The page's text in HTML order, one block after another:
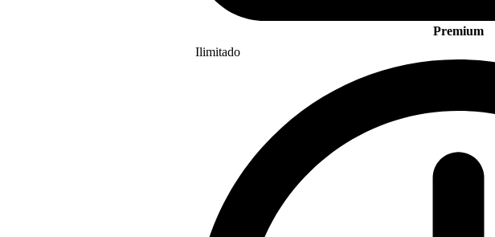
Premium
Ilimitado